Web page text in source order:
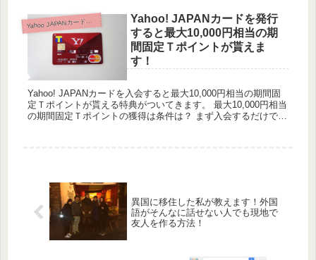
Y ahoo JAPANカード（YJカード）
Yahoo! JAPANカードを発行
すると最大10,000円相当の期
間固定Ｔポイントが貰えま
す！
Yahoo! JAPANカードを入会すると最大10,000円相当の期間固
定Ｔポイントが貰える特典がついてきます。 最大10,000円相当
の期間固定Ｔポイントの獲得は条件は？ まず入会するだけで
異国に移住した私が教えます！外国
語がそんなに話せない人でも現地で
友人を作る方法！